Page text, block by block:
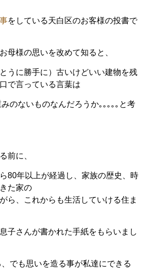
をしている天白区のお客様の投書で
母様の思いを改めて知ると、
うに勝手に）古いけどいい建物を残
で言っている言葉は
のないものなんだろうか｡｡｡｡｡と考
前に、
80年以上が経過し、家族の歴史、時
た家の
ら、これからも生活していける住ま
子さんが書かれた手紙をもらいまし
でも思いを造る事が私達にできる